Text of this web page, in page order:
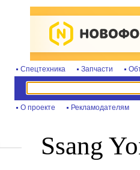
Спецтехника Запчасти
О проекте Рекламодателям
Ssang